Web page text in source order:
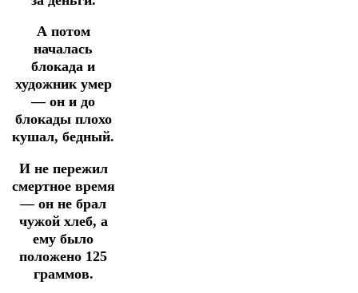
А потом
началась
блокада и
художник умер
— он и до
блокады плохо
кушал, бедный.
И не пережил
смертное время
— он не брал
чужой хлеб, а
ему было
положено 125
граммов.